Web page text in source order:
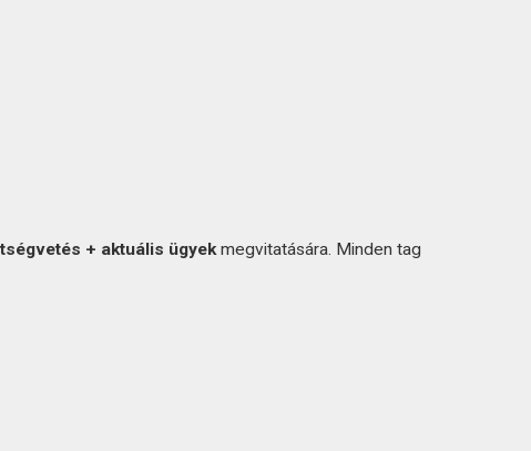
+ aktuális ügyekmegvitatására. Minden tag